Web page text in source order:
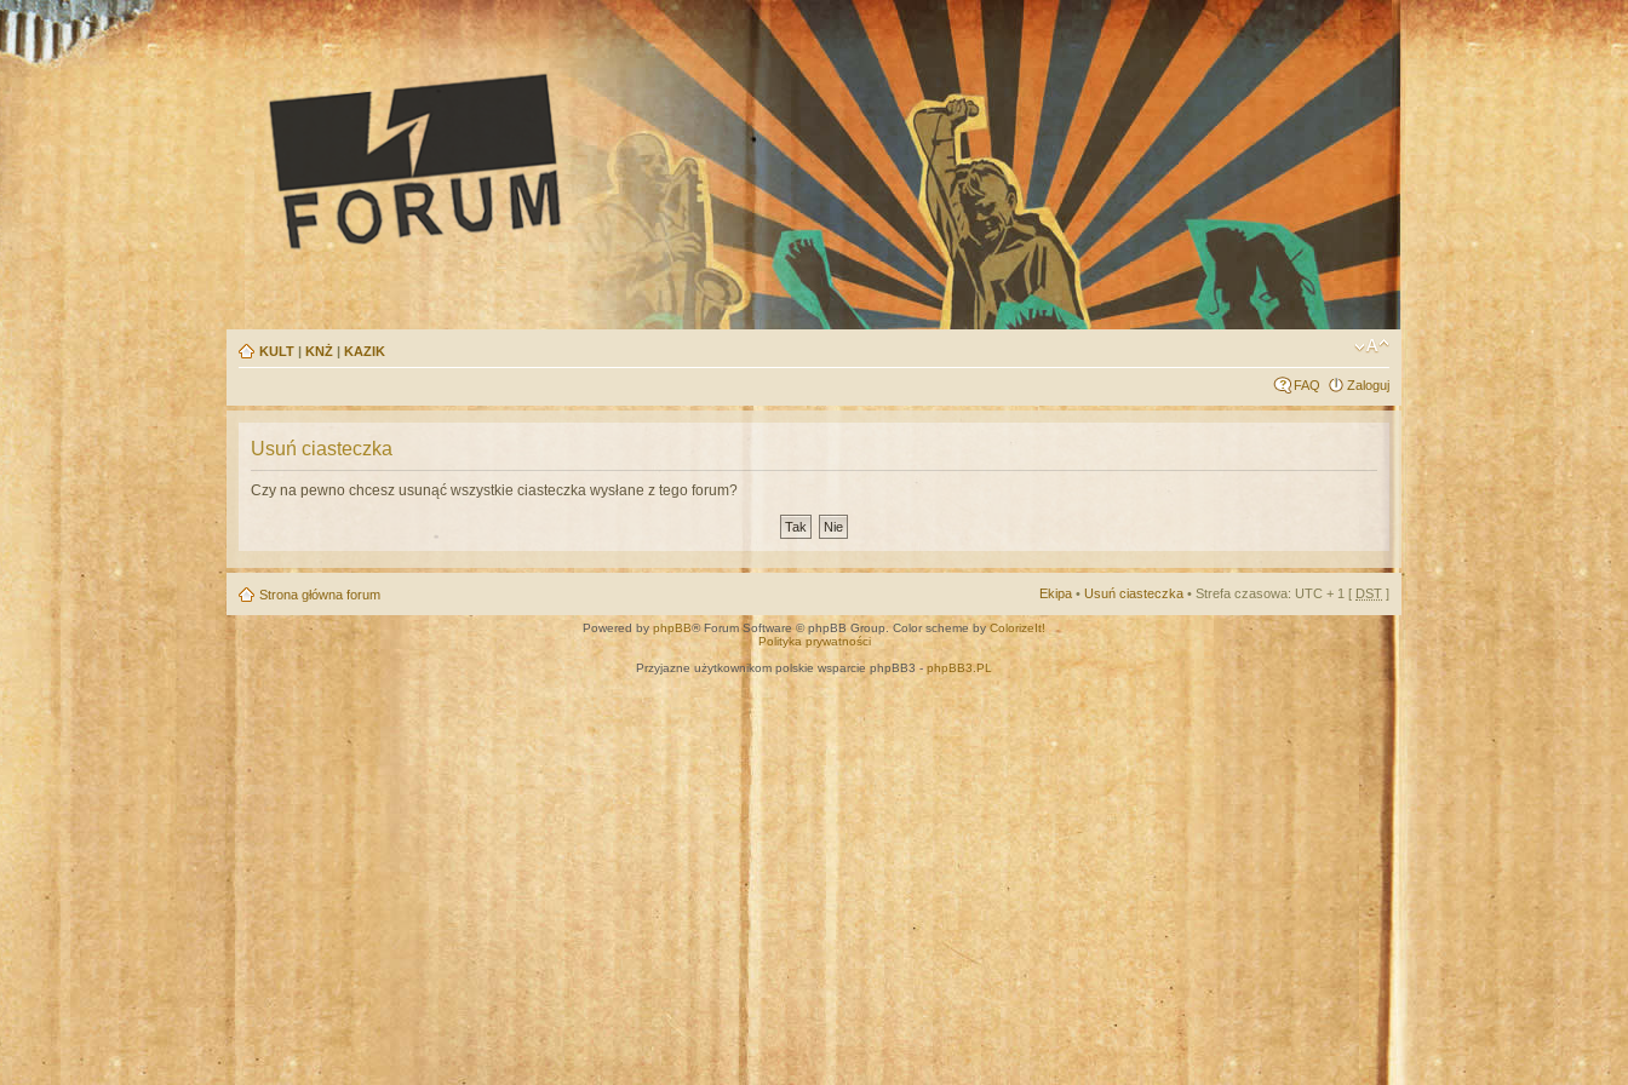
KULT | KNŻ | KAZIK
FAQ Zaloguj
Usuń ciasteczka
Czy na pewno chcesz usunąć wszystkie ciasteczka wysłane z tego forum?
Strona główna forum Ekipa • Usuń ciasteczka • Strefa czasowa: UTC + 1 [ DST ]
Powered by phpBB® Forum Software © phpBB Group. Color scheme byColorizeIt!
Polityka prywatności
Przyjazne użytkownikom polskie wsparcie phpBB3 -phpBB3.PL